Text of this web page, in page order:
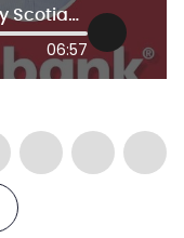
Fusión entre Davivienda y Scotiabank: ¿Qué traerá para los usuarios y cómo funcionará?
06:57